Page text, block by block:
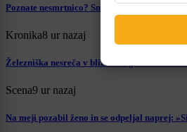
Poznate nesmrtnico? Smilju pripisujejo
Kronika8 ur nazaj
Železniška nesreča v bližini Zagreba: Trčila
Scena9 ur nazaj
Na meji pozabil ženo in se odpeljal naprej: